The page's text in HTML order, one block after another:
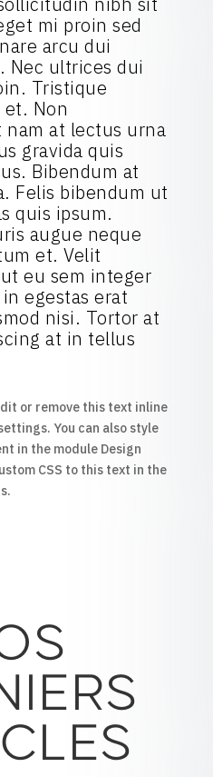
mi proin sed
arcu dui
Nec ultrices dui
Tristique
Non
at lectus urna
gravida quis
Bibendum at
Felis bibendum ut
quis ipsum.
augue neque
et. Velit
eu sem integer
egestas erat
nisi. Tortor at
at in tellus
or remove this text inline
You can also style
in the module Design
CSS to this text in the